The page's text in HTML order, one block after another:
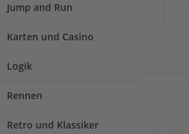
Jump and Run
Karten und Casino
Logik
Rennen
Retro und Klassiker